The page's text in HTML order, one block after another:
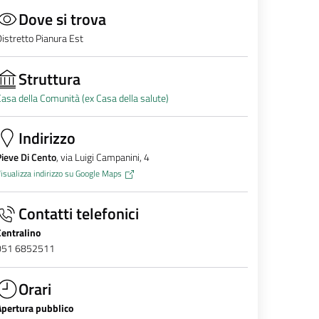
Dove si trova
Pianura Est
Struttura
della Comunità (ex Casa della salute)
Indirizzo
Di Cento, via Luigi Campanini, 4
indirizzo su Google Maps
Contatti telefonici
6852511
Orari
pubblico